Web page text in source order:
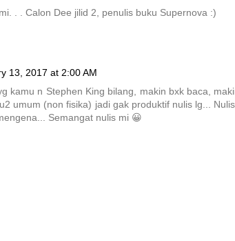
. . Calon Dee jilid 2, penulis buku Supernova :)
13, 2017 at 2:00 AM
kamu n Stephen King bilang, makin bxk baca,
umum (non fisika) jadi gak produktif nulis lg...
Semangat nulis mi 😀